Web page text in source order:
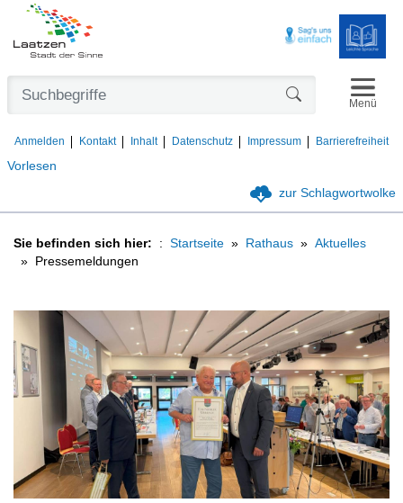
Vorlesen
Anmelden Kontakt Inhalt Datenschutz Impressum Barrierefreiheit
Menü
zur Schlagwortwolke
Sie befinden sich hier: Startseite Rathaus
Aktuelles
Pressemeldungen